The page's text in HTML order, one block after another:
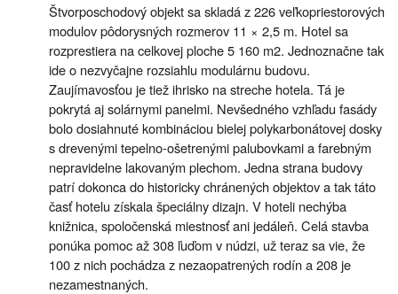
Štvorposchodový objekt sa skladá z 226 veľkopriestorových
modulov pôdorysných rozmerov 11 × 2,5 m. Hotel sa
rozprestiera na celkovej ploche 5 160 m2. Jednoznačne tak
ide o nezvyčajne rozsiahlu modulárnu budovu.
Zaujímavosťou je tiež ihrisko na streche hotela. Tá je
pokrytá aj solárnymi panelmi. Nevšedného vzhľadu fasády
bolo dosiahnuté kombináciou bielej polykarbonátovej dosky
s drevenými tepelno-ošetrenými palubovkami a farebným
nepravidelne lakovaným plechom. Jedna strana budovy
patrí dokonca do historicky chránených objektov a tak táto
časť hotelu získala špeciálny dizajn. V hoteli nechýba
knižnica, spoločenská miestnosť ani jedáleň. Celá stavba
ponúka pomoc až 308 ľuďom v núdzi, už teraz sa vie, že
100 z nich pochádza z nezaopatrených rodín a 208 je
nezamestnaných.